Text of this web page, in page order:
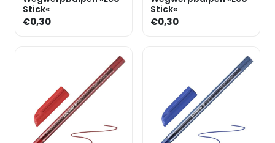
Stick«
€0,30
Stick«
€0,30